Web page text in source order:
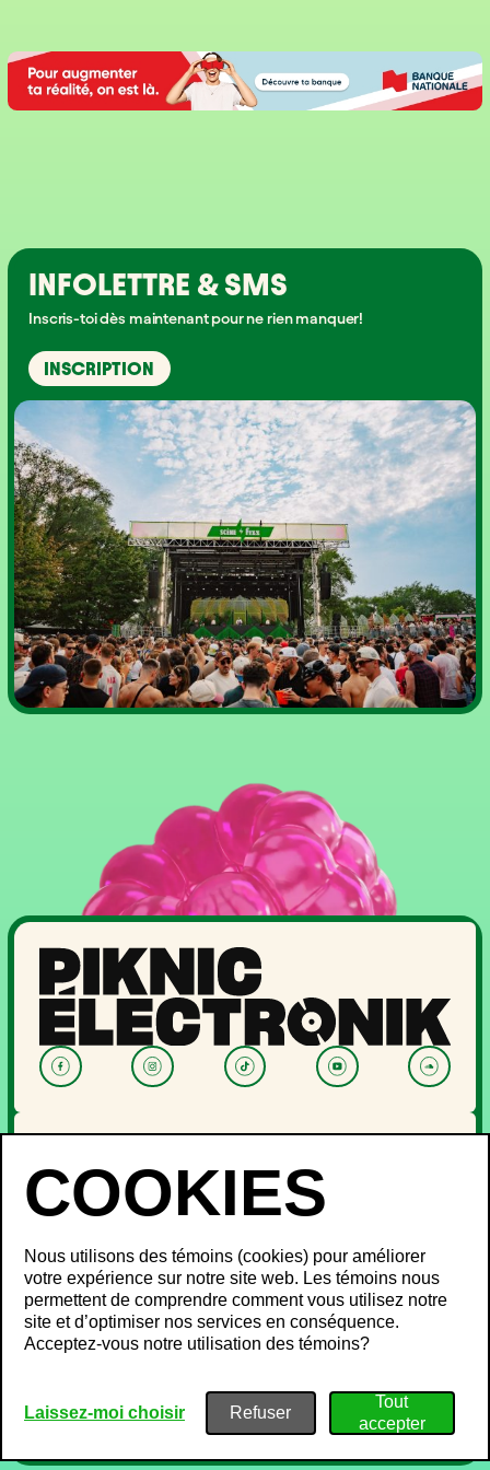
INFOLETTRE & SMS
Inscris-toi dès maintenant pour ne rien manquer!
INSCRIPTION
PROGRAMMATION
OFF PIKNIC
PASSES ET BILLETS
LE FESTIVAL
À propos
Partenaires
Mot des ministres
Médias
Emplois
INFOS FESTIVALIERS
Gestion du bruit
Politique de confidentialité
Conditions d’utilisation
Politique sur les témoins
Nous utilisons des témoins (cookies) pour améliorer
votre expérience sur notre site web. Les témoins nous
permettent de comprendre comment vous utilisez notre
site et d’optimiser nos services en conséquence.
Acceptez-vous notre utilisation des témoins?
Laissez-moi choisir